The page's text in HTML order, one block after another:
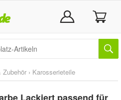
Zubehör › Karosserieteile